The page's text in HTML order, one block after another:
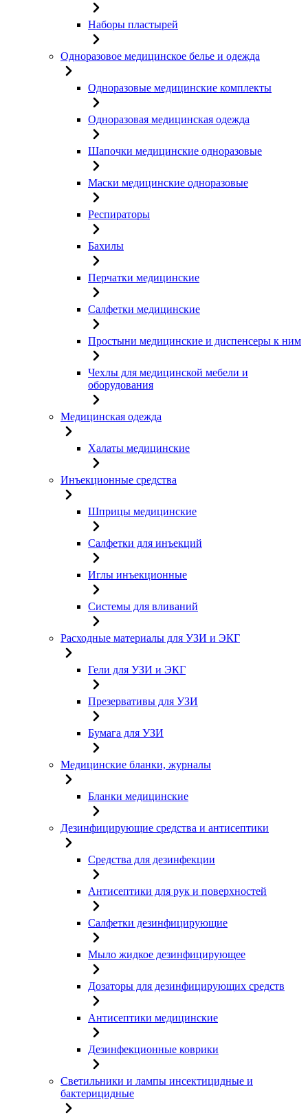
Наборы пластырей
Одноразовое медицинское белье и одежда
Одноразовые медицинские комплекты
Одноразовая медицинская одежда
Шапочки медицинские одноразовые
Маски медицинские одноразовые
Респираторы
Бахилы
Перчатки медицинские
Салфетки медицинские
Простыни медицинские и диспенсеры к ним
Чехлы для медицинской мебели и
оборудования
Медицинская одежда
Халаты медицинские
Инъекционные средства
Шприцы медицинские
Салфетки для инъекций
Иглы инъекционные
Системы для вливаний
Расходные материалы для УЗИ и ЭКГ
Гели для УЗИ и ЭКГ
Презервативы для УЗИ
Бумага для УЗИ
Медицинские бланки, журналы
Бланки медицинские
Дезинфицирующие средства и антисептики
Средства для дезинфекции
Антисептики для рук и поверхностей
Салфетки дезинфицирующие
Мыло жидкое дезинфицирующее
Дозаторы для дезинфицирующих средств
Антисептики медицинские
Дезинфекционные коврики
Светильники и лампы инсектицидные и
бактерицидные